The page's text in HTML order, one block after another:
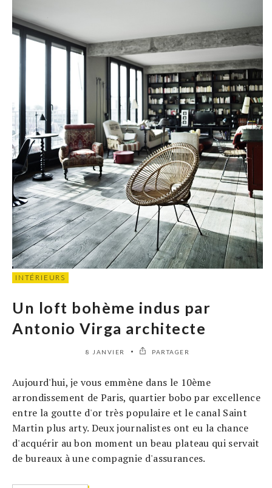
INTÉRIEURS
Un loft bohème indus par
Antonio Virga architecte
8 JANVIER PARTAGER
Aujourd'hui, je vous emmène dans le 10ème
arrondissement de Paris, quartier bobo par excellence
entre la goutte d'or très populaire et le canal Saint
Martin plus arty. Deux journalistes ont eu la chance
d'acquérir au bon moment un beau plateau qui servait
de bureaux à une compagnie d'assurances.